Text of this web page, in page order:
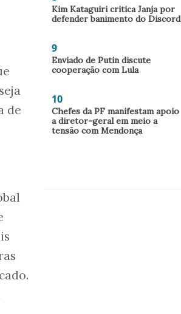
de
Kim Kataguiri critica Janja por
defender banimento do Discord
9
Enviado de Putin discute
cooperação com Lula
10
Chefes da PF manifestam apoio
a diretor-geral em meio a
tensão com Mendonça